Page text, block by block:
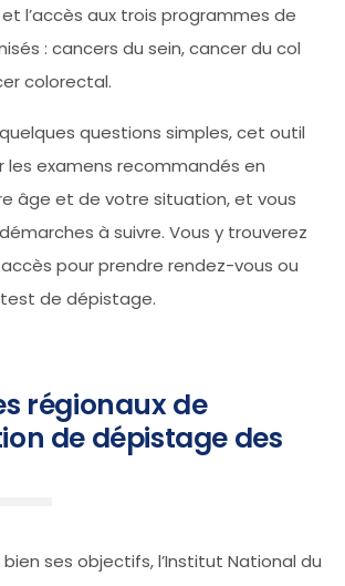
l’accès aux trois programmes de
: cancers du sein, cancer du col
colorectal.
questions simples, cet outil
les examens recommandés en
âge et de votre situation, et vous
à suivre. Vous y trouverez
pour prendre rendez-vous ou
de dépistage.
régionaux de
de dépistage des
ses objectifs, l’Institut National du